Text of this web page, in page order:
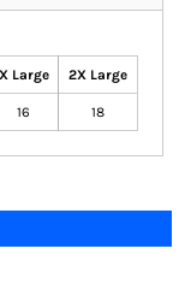
X Large 2X Large
16 18